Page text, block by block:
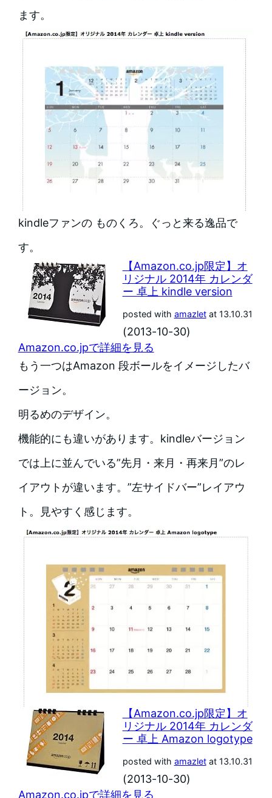
ます。
kindleファンの ものくろ。ぐっと来る逸品で
す。
【Amazon.co.jp限定】オ
リジナル 2014年 カレンダ
ー 卓上 kindle version
posted with amazletat 13.10.31
(2013-10-30)
Amazon.co.jpで詳細を見る
もう一つはAmazon 段ボールをイメージしたバ
ージョン。
明るめのデザイン。
機能的にも違いがあります。kindleバージョン
では上に並んでいる”先月・来月・再来月”のレ
イアウトが違います。”左サイドバー”レイアウ
ト。見やすく感じます。
【Amazon.co.jp限定】オ
リジナル 2014年 カレンダ
ー 卓上 Amazon logotype
posted with amazletat 13.10.31
(2013-10-30)
Amazon.co.jpで詳細を見る